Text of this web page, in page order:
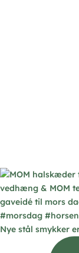
Nye stål smykker